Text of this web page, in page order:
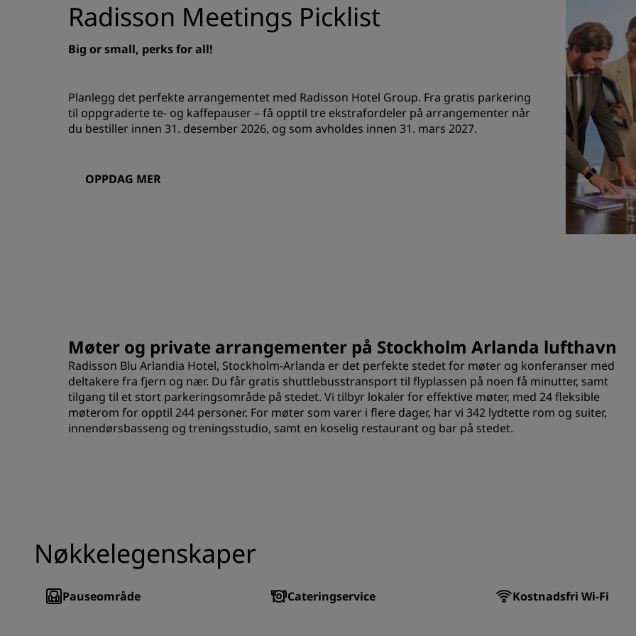
Radisson Meetings Picklist
Big or small, perks for all!
Planlegg det perfekte arrangementet med Radisson Hotel Group. Fra gratis parkering
til oppgraderte te- og kaffepauser – få opptil tre ekstrafordeler på arrangementer når
du bestiller innen 31. desember 2026, og som avholdes innen 31. mars 2027.
OPPDAG MER
Møter og private arrangementer på Stockholm Arlanda lufthavn
Radisson Blu Arlandia Hotel, Stockholm-Arlanda er det perfekte stedet for møter og konferanser med
deltakere fra fjern og nær. Du får gratis shuttlebusstransport til flyplassen på noen få minutter, samt
tilgang til et stort parkeringsområde på stedet. Vi tilbyr lokaler for effektive møter, med 24 fleksible
møterom for opptil 244 personer. For møter som varer i flere dager, har vi 342 lydtette rom og suiter,
innendørsbasseng og treningsstudio, samt en koselig restaurant og bar på stedet.
Nøkkelegenskaper
Pauseområde Cateringservice Kostnadsfri Wi-Fi